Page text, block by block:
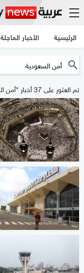
الرئيسية الأخبار العاجلة
تم العثور على 37 أخبار "أمن السعودية"